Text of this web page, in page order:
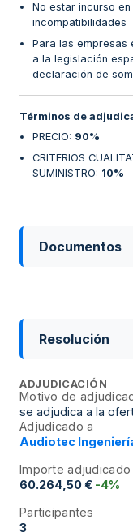
No estar incurso
incompatibilidades
Para las empresas
a la legislación
declaración de
Términos de
PRECIO: 90%
CRITERIOS
SUMINISTRO: 10%
Documentos
Resolución
ADJUDICACIÓN
Motivo de
se adjudica a la
Adjudicado a
Audiotec
Importe adjudicado
60.264,50 € -4%
Participantes
3